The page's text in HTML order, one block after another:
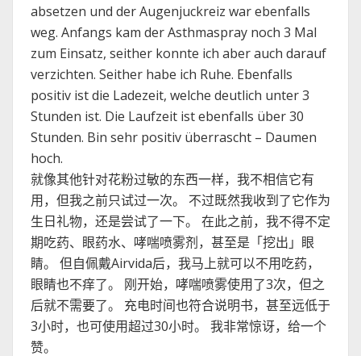
absetzen und der Augenjuckreiz war ebenfalls
weg. Anfangs kam der Asthmaspray noch 3 Mal
zum Einsatz, seither konnte ich aber auch darauf
verzichten. Seither habe ich Ruhe. Ebenfalls
positiv ist die Ladezeit, welche deutlich unter 3
Stunden ist. Die Laufzeit ist ebenfalls über 30
Stunden. Bin sehr positiv überrascht – Daumen
hoch.
就像其他针对花粉过敏的东西一样，我不相信它有
用，但我之前只试过一次。 不过既然我收到了它作为
生日礼物，还是尝试了一下。 在此之前，我不得不定
期吃药、眼药水、哮喘喷雾剂，甚至是「挖出」眼
睛。 但自佩戴Airvida后，我马上就可以不用吃药，
眼睛也不痒了。 刚开始，哮喘喷雾使用了3次，但之
后就不需要了。 充电时间也符合说明书，甚至远低于
3小时，也可使用超过30小时。 我非常惊讶，给一个
赞。